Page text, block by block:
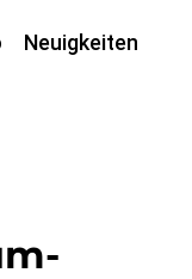
Neuigkeiten